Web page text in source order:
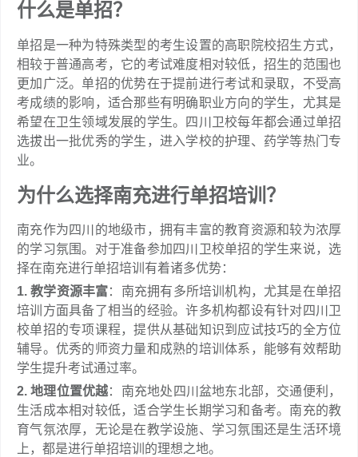
什么是单招？
单招是一种为特殊类型的考生设置的高职院校招生方式，
相较于普通高考，它的考试难度相对较低，招生的范围也
更加广泛。单招的优势在于提前进行考试和录取，不受高
考成绩的影响，适合那些有明确职业方向的学生，尤其是
希望在卫生领域发展的学生。四川卫校每年都会通过单招
选拔出一批优秀的学生，进入学校的护理、药学等热门专
业。
为什么选择南充进行单招培训？
南充作为四川的地级市，拥有丰富的教育资源和较为浓厚
的学习氛围。对于准备参加四川卫校单招的学生来说，选
择在南充进行单招培训有着诸多优势：
1. 教学资源丰富：南充拥有多所培训机构，尤其是在单招
培训方面具备了相当的经验。许多机构都设有针对四川卫
校单招的专项课程，提供从基础知识到应试技巧的全方位
辅导。优秀的师资力量和成熟的培训体系，能够有效帮助
学生提升考试通过率。
2. 地理位置优越：南充地处四川盆地东北部，交通便利，
生活成本相对较低，适合学生长期学习和备考。南充的教
育气氛浓厚，无论是在教学设施、学习氛围还是生活环境
上，都是进行单招培训的理想之地。